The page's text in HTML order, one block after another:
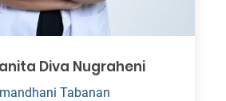
Diva Nugraheni
Tabanan